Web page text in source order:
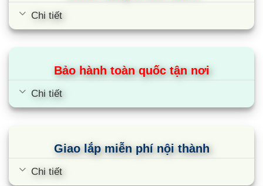
Tủ lạnh Funiki FR-91CD | 90L 1
Chi tiết
Bảo hành toàn quốc tận nơi
Chi tiết
Giao lắp miễn phí nội thành
Chi tiết